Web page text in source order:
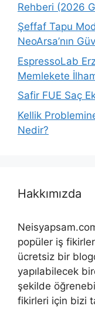
Rehberi (2026
Şeffaf Tapu
NeoArsa’nın
EspressoLab
Memlekete
Safir FUE Saç
Kellik
Nedir?
Hakkımızda
popüler iş
ücretsiz bir
yapılabilecek
şekilde
fikirleri için bizi